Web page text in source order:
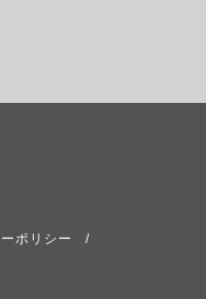
ポリシー